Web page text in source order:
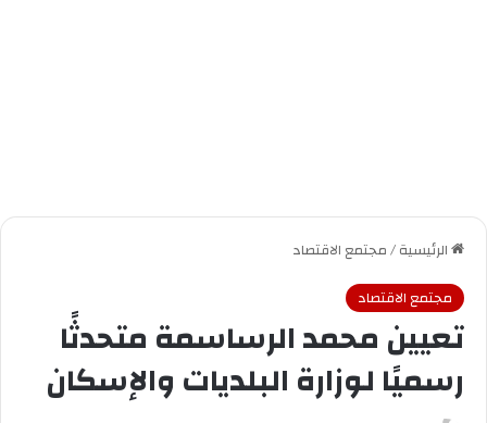
الرئيسية/مجتمع الاقتصاد
مجتمع الاقتصاد
تعيين محمد الرساسمة متحدثًا
رسميًا لوزارة البلديات والإسكان